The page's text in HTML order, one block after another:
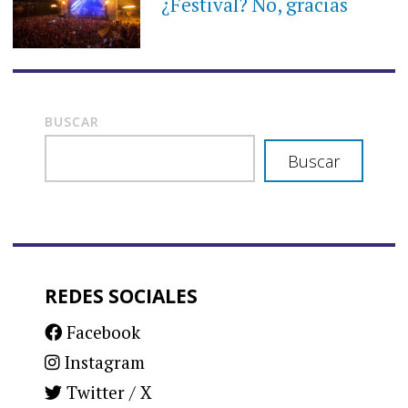
BUSCAR
Buscar
REDES SOCIALES
Facebook
Instagram
Twitter / X